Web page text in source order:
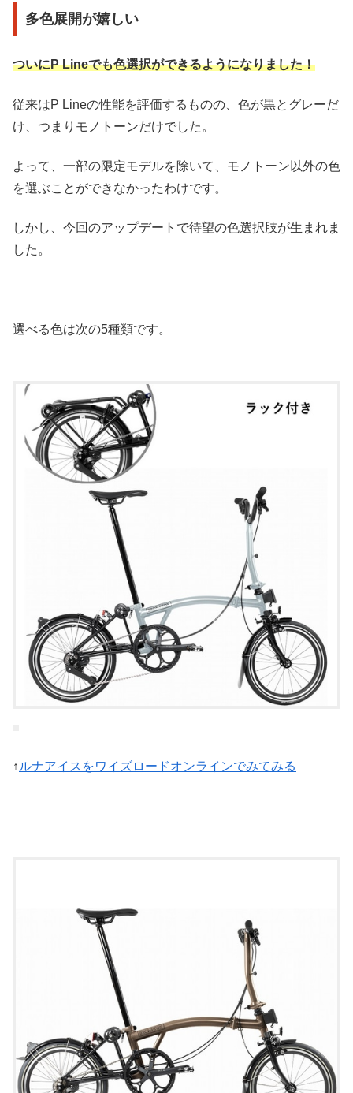
多色展開が嬉しい
ついにP Lineでも色選択ができるようになりました！
従来はP Lineの性能を評価するものの、色が黒とグレーだ
け、つまりモノトーンだけでした。
よって、一部の限定モデルを除いて、モノトーン以外の色
を選ぶことができなかったわけです。
しかし、今回のアップデートで待望の色選択肢が生まれま
した。
選べる色は次の5種類です。
↑ ルナアイスをワイズロードオンラインでみてみる